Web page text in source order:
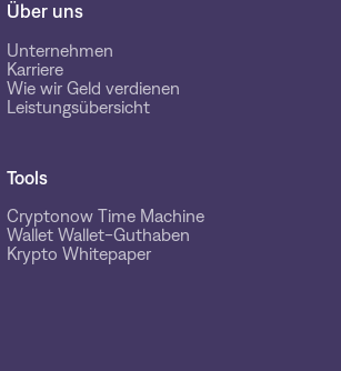
Über uns
Unternehmen
Karriere
Wie wir Geld verdienen
Leistungsübersicht
Tools
Cryptonow Time Machine
Wallet Wallet-Guthaben
Krypto Whitepaper